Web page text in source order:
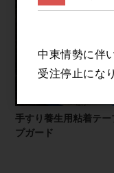
手すり養生用粘着テー
プガード
中東情勢に伴
受注停止にな